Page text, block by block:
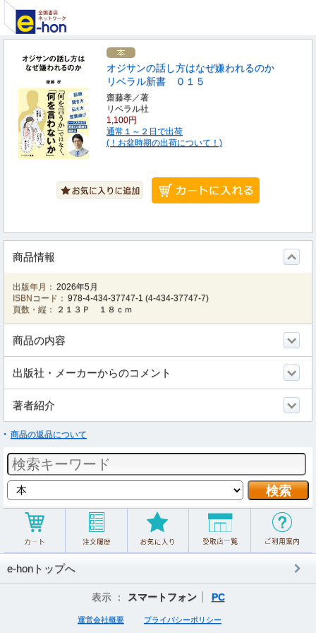
オジサンの話し方はなぜ嫌われるのか
リベラル新書 ０１５
齋藤孝／著
リベラル社
1,100円
通常１～２日で出荷
(！お盆時期の出荷について！)
商品情報
出版年月： 2026年5月
ISBNコード： 978-4-434-37747-1 (4-434-37747-7)
頁数・縦：
２１３Ｐ １８ｃｍ
商品の内容
出版社・メーカーからのコメント
著者紹介
商品の返品について
e-honトップへ
表示 ： スマートフォン PC
運営会社概要 プライバシーポリシー